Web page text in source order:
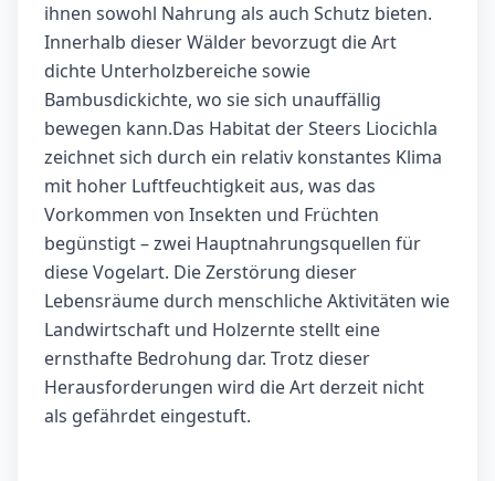
ihnen sowohl Nahrung als auch Schutz bieten.
Innerhalb dieser Wälder bevorzugt die Art
dichte Unterholzbereiche sowie
Bambusdickichte, wo sie sich unauffällig
bewegen kann.Das Habitat der Steers Liocichla
zeichnet sich durch ein relativ konstantes Klima
mit hoher Luftfeuchtigkeit aus, was das
Vorkommen von Insekten und Früchten
begünstigt – zwei Hauptnahrungsquellen für
diese Vogelart. Die Zerstörung dieser
Lebensräume durch menschliche Aktivitäten wie
Landwirtschaft und Holzernte stellt eine
ernsthafte Bedrohung dar. Trotz dieser
Herausforderungen wird die Art derzeit nicht
als gefährdet eingestuft.